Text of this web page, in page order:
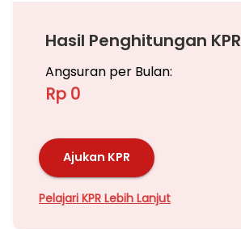
Hasil Penghitungan KPR
Angsuran per Bulan:
Rp 0
Ajukan KPR
Pelajari KPR Lebih Lanjut